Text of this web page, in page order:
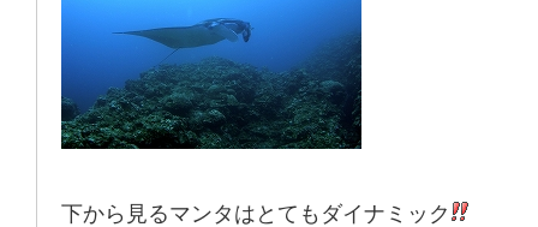
下から見るマンタはとてもダイナミック